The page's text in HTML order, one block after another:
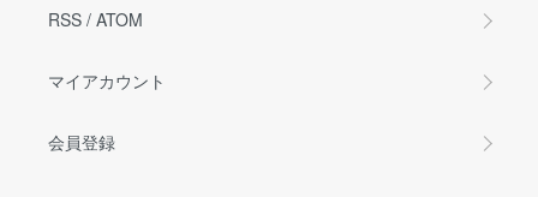
RSS / ATOM
マイアカウント
会員登録